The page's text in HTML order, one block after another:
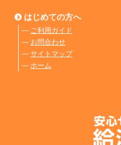
はじめての方へ
― ご利用ガイド
― お問合わせ
― サイトマップ
― ホーム